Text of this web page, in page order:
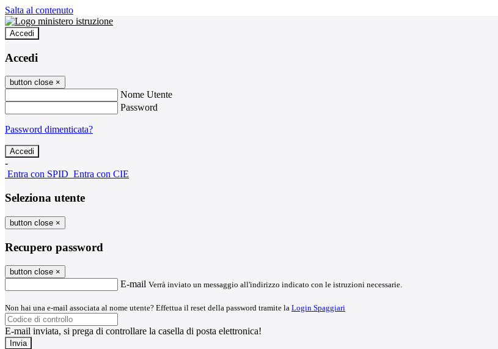
Salta al contenuto
Accedi
Accedi
button close ×
Nome Utente
Password
Password dimenticata?
-
Entra con SPID Entra con CIE
Seleziona utente
button close ×
Recupero password
button close ×
E-mail Verrà inviato un messaggio all'indirizzo indicato con le istruzioni necessarie.
Non hai una e-mail associata al nome utente? Effettua il reset della password tramite la Login Spaggiari
E-mail inviata, si prega di controllare la casella di posta elettronica!